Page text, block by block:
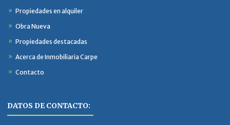
Propiedades en alquiler
Obra Nueva
Propiedades destacadas
Acerca de Inmobiliaria Carpe
Contacto
DATOS DE CONTACTO: